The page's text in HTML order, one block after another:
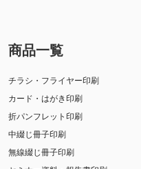
商品一覧
チラシ・フライヤー印刷
カード・はがき印刷
折パンフレット印刷
中綴じ冊子印刷
無線綴じ冊子印刷